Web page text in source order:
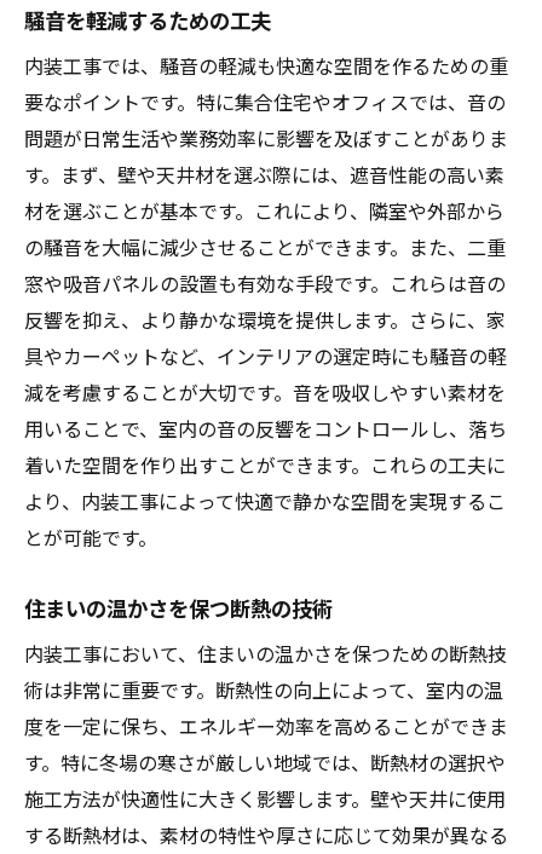
騒音を軽減するための工夫
内装工事では、騒音の軽減も快適な空間を作るための重
要なポイントです。特に集合住宅やオフィスでは、音の
問題が日常生活や業務効率に影響を及ぼすことがありま
す。まず、壁や天井材を選ぶ際には、遮音性能の高い素
材を選ぶことが基本です。これにより、隣室や外部から
の騒音を大幅に減少させることができます。また、二重
窓や吸音パネルの設置も有効な手段です。これらは音の
反響を抑え、より静かな環境を提供します。さらに、家
具やカーペットなど、インテリアの選定時にも騒音の軽
減を考慮することが大切です。音を吸収しやすい素材を
用いることで、室内の音の反響をコントロールし、落ち
着いた空間を作り出すことができます。これらの工夫に
より、内装工事によって快適で静かな空間を実現するこ
とが可能です。
住まいの温かさを保つ断熱の技術
内装工事において、住まいの温かさを保つための断熱技
術は非常に重要です。断熱性の向上によって、室内の温
度を一定に保ち、エネルギー効率を高めることができま
す。特に冬場の寒さが厳しい地域では、断熱材の選択や
施工方法が快適性に大きく影響します。壁や天井に使用
する断熱材は、素材の特性や厚さに応じて効果が異なる